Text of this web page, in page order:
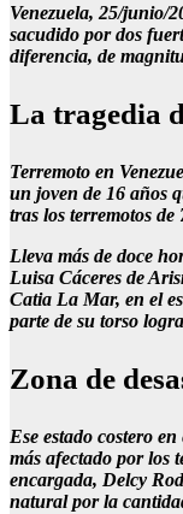
Venezuela, 25/junio/
sacudido por dos
diferencia, de
La tragedia
Terremoto en
un joven de 16 años
tras los terremotos de
Lleva más de doce
Luisa Cáceres de
Catia La Mar, en el
parte de su torso
Zona de
Ese estado costero
más afectado por los
encargada, Delcy
natural por la